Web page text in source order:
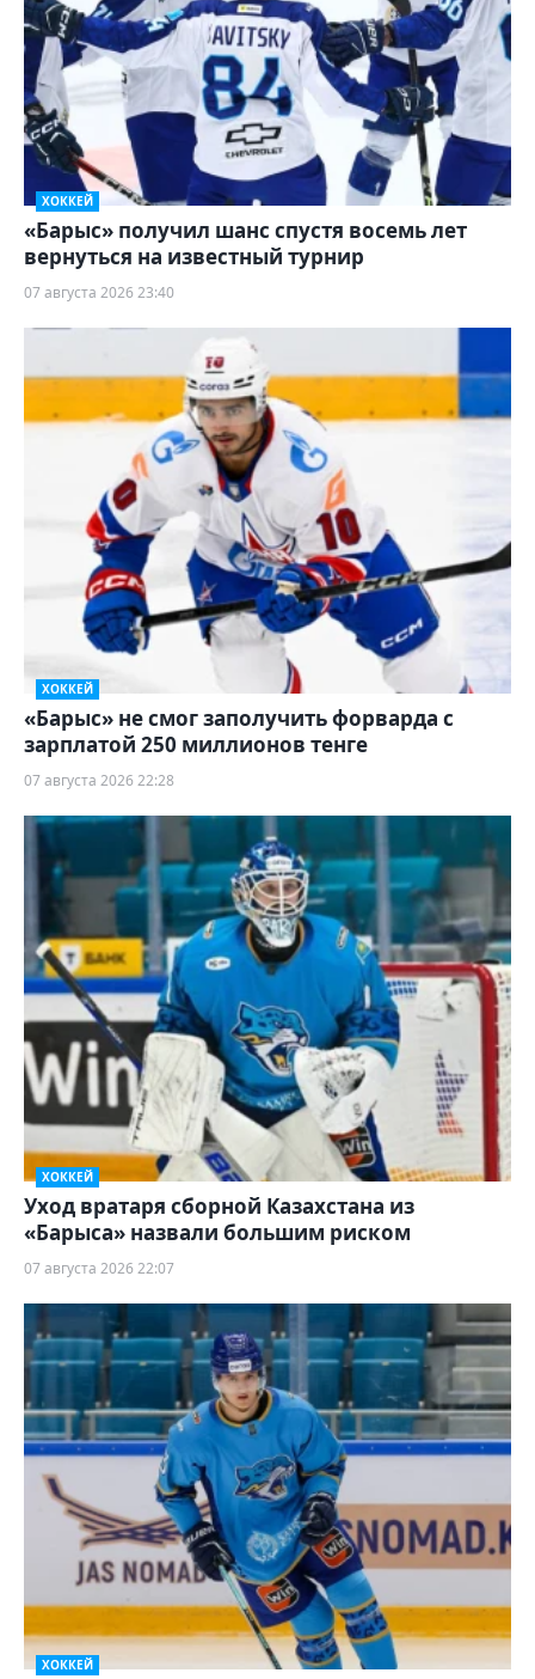
ХОККЕЙ
«Барыс» получил шанс спустя восемь лет
вернуться на известный турнир
07 августа 2026 23:40
ХОККЕЙ
«Барыс» не смог заполучить форварда с
зарплатой 250 миллионов тенге
07 августа 2026 22:28
ХОККЕЙ
Уход вратаря сборной Казахстана из
«Барыса» назвали большим риском
07 августа 2026 22:07
ХОККЕЙ